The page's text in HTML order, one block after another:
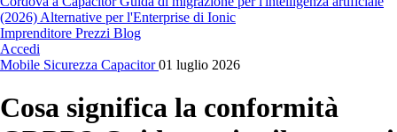
(2026) Alternative per l'Enterprise di Ionic
Imprenditore Prezzi Blog
Accedi
Mobile Sicurezza Capacitor01 luglio 2026
Cosa significa la conformità